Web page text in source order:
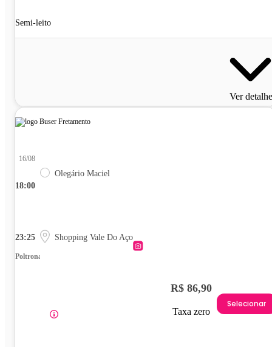
Semi-leito
Ver
18:00
16/08
Olegário Maciel
23:25 Shopping Vale Do Aço
Poltrona
R$ 86,90
Taxa zero
Selecionar